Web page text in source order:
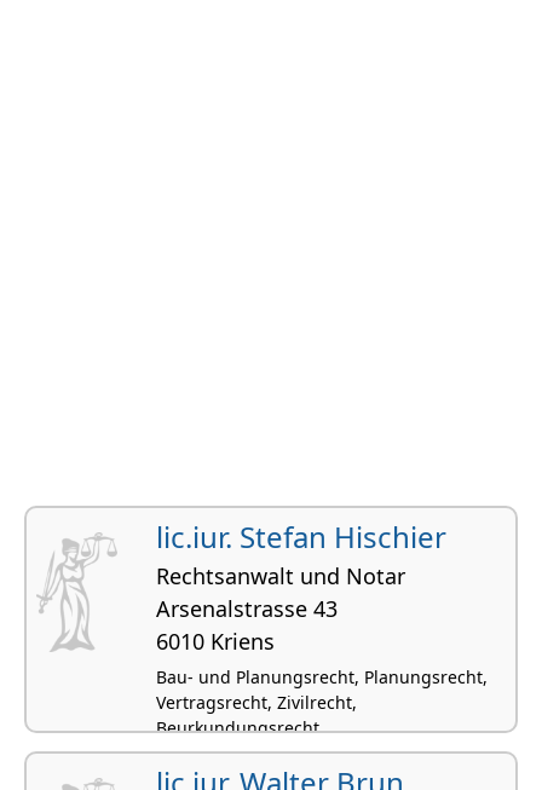
lic.iur. Stefan Hischier
Rechtsanwalt und Notar
Arsenalstrasse 43
6010 Kriens
Bau- und Planungsrecht, Planungsrecht,
Vertragsrecht, Zivilrecht,
Beurkundungsrecht